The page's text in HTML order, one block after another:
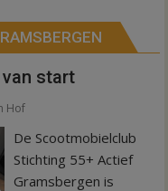
start
Hof
De Scootmobielclub
Stichting 55+ Actief
Gramsbergen is